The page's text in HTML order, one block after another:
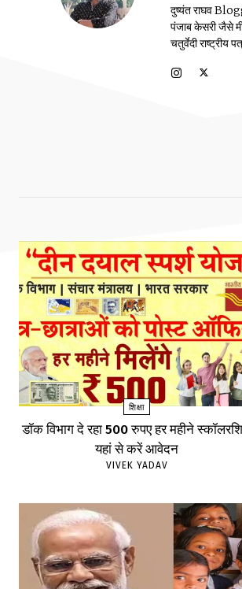
दुष्यंत राघव
पंजाब केसरी जैसे
चतुर्वेदी राष्ट्रीय
शिक्षा
डॉक विभाग दे रहा 500 रुपए हर महीने
यहां से करें आवेदन
VIVEK YADAV